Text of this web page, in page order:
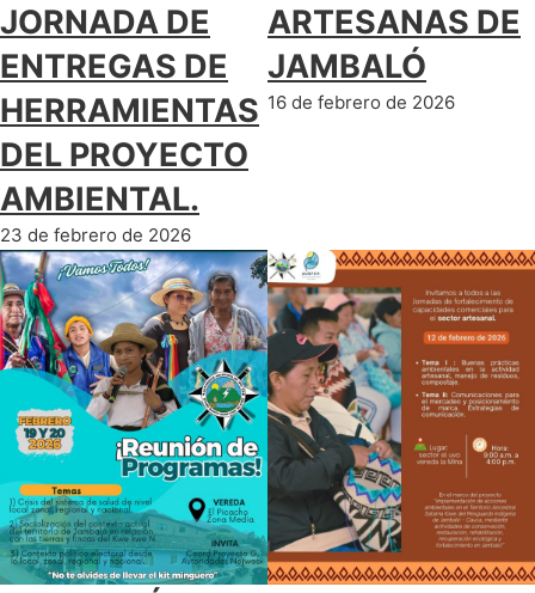
JORNADA DE
ENTREGAS DE
HERRAMIENTAS
DEL PROYECTO
AMBIENTAL.
23 de febrero de 2026
ARTESANAS DE
JAMBALÓ
16 de febrero de 2026